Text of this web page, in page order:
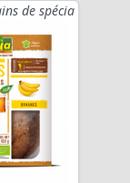
de spécia